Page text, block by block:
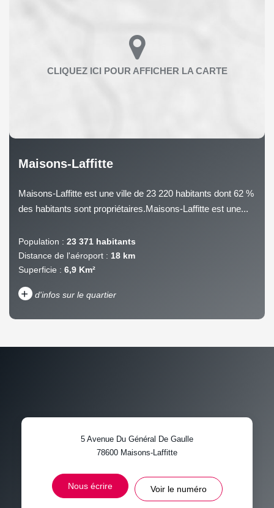
Maisons-Laffitte
Maisons-Laffitte est une ville de 23 220 habitants dont 62 %
des habitants sont propriétaires.Maisons-Laffitte est une...
Population : 23 371 habitants
Distance de l'aéroport : 18 km
Superficie : 6,9 Km²
+ d'infos sur le quartier
PART DES MÉNAGES SANS
VOITURE
DISTANCE DE L'AÉROPORT : SUPERFICIE :
5 Avenue Du Général De Gaulle
78600 Maisons-Laffitte
Nous écrire Voir le numéro